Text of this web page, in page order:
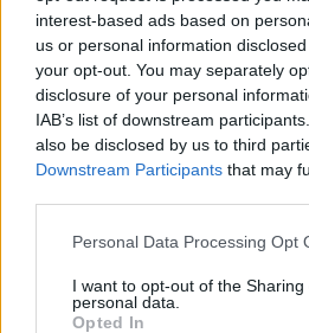
interest-based ads based on
us or personal information
your opt-out. You may separately
disclosure of your personal
IAB’s list of downstream
also be disclosed by us to third
Downstream Participants that may
Personal Data Processing Opt
I want to opt-out of the Sharing
personal data.
Opted In
Starta din prenumerationhär
Eller logga in på ditt konto
Password